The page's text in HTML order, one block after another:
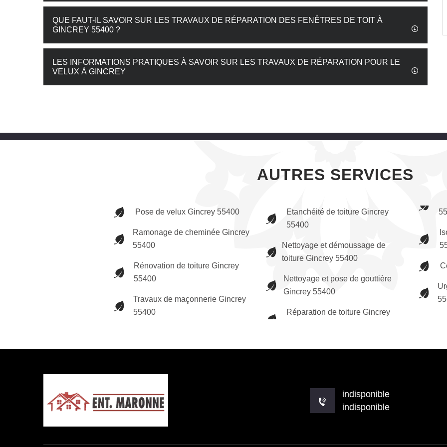
QUE FAUT-IL SAVOIR SUR LES TRAVAUX DE RÉPARATION DES FENÊTRES DE TOIT À
GINCREY 55400 ?
LES INFORMATIONS PRATIQUES À SAVOIR SUR LES TRAVAUX DE RÉPARATION POUR LE
VELUX À GINCREY
AUTRES SERVICES
Pose de velux Gincrey 55400
Ramonage de cheminée Gincrey
55400
Rénovation de toiture Gincrey
55400
Travaux de maçonnerie Gincrey
55400
Etanchéité de toiture Gincrey
55400
Nettoyage et démoussage de
toiture Gincrey 55400
Nettoyage et pose de gouttière
Gincrey 55400
Réparation de toiture Gincrey
indisponible
indisponible